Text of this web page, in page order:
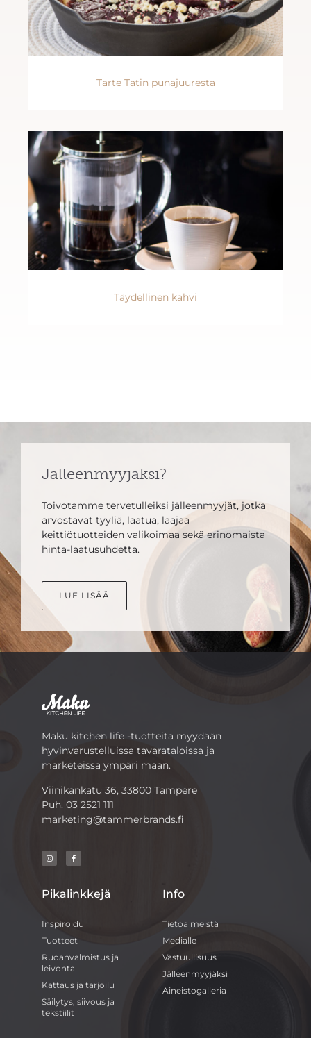
Tarte Tatin punajuuresta
Täydellinen kahvi
Jälleenmyyjäksi?
Toivotamme tervetulleiksi jälleenmyyjät, jotka
arvostavat tyyliä, laatua, laajaa
keittiötuotteiden valikoimaa sekä erinomaista
hinta-laatusuhdetta.
LUE LISÄÄ
Maku kitchen life -tuotteita myydään
hyvinvarustelluissa tavarataloissa ja
marketeissa ympäri maan.
Viinikankatu 36, 33800 Tampere
Puh. 03 2521 111
marketing@tammerbrands.fi
Pikalinkkejä
Inspiroidu
Tuotteet
Ruoanvalmistus ja
leivonta
Kattaus ja tarjoilu
Säilytys, siivous ja
tekstiilit
Info
Tietoa meistä
Medialle
Vastuullisuus
Jälleenmyyjäksi
Aineistogalleria